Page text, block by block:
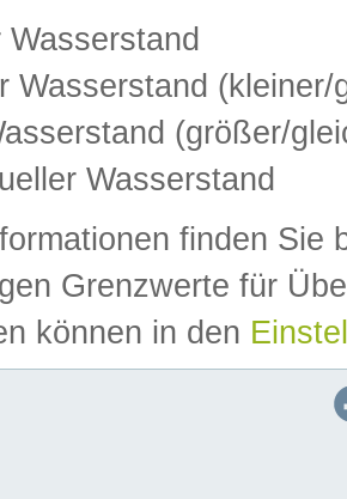
Wasserstand (kleiner/
(größer/
Wasserstand
finden Sie
Grenzwerte für
können in den